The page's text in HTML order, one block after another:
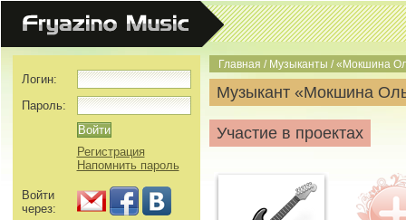
Главная / Музыканты /«Мокшина
Музыкант «Мокшина
Участие в проектах
Логин:
Пароль:
Регистрация
Напомнить пароль
Войти
через: